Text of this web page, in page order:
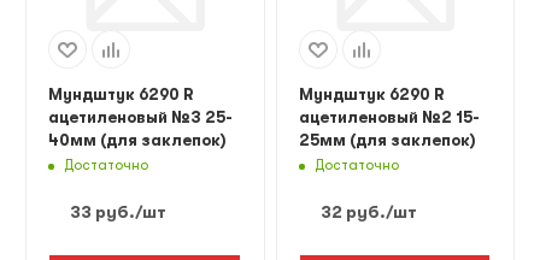
Мундштук 6290 R
ацетиленовый №3 25-
40мм (для заклепок)
Достаточно
33 руб./шт
Мундштук 6290 R
ацетиленовый №2 15-
25мм (для заклепок)
Достаточно
32 руб./шт